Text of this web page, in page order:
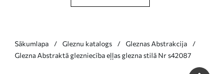
Sākumlapa Gleznu katalogs
Gleznas Abstrakcija
Glezna Abstraktā glezniecība eļļas glezna stilā Nr s42087